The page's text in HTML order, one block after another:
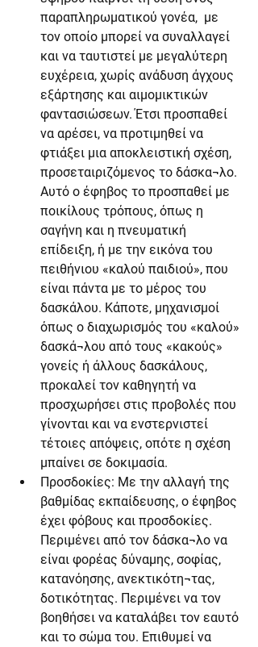
παραπληρωματικού γονέα,  με
τον οποίο μπορεί να συναλλαγεί
και να ταυτιστεί με μεγαλύτερη
ευχέρεια, χωρίς ανάδυση άγχους
εξάρτησης και αιμομικτικών
φαντασιώσεων. Έτσι προσπαθεί
να αρέσει, να προτιμηθεί να
φτιάξει μια αποκλειστική σχέση,
προσεταιριζόμενος το δάσκα¬λο.
Αυτό ο έφηβος το προσπαθεί με
ποικίλους τρόπους, όπως η
σαγήνη και η πνευματική
επίδειξη, ή με την εικόνα του
πειθήνιου «καλού παιδιού», που
είναι πάντα με το μέρος του
δασκάλου. Κάποτε, μηχανισμοί
όπως ο διαχωρισμός του «καλού»
δασκά¬λου από τους «κακούς»
γονείς ή άλλους δασκάλους,
προκαλεί τον καθηγητή να
προσχωρήσει στις προβολές που
γίνονται και να ενστερνιστεί
τέτοιες απόψεις, οπότε η σχέση
μπαίνει σε δοκιμασία.
Προσδοκίες: Με την αλλαγή της
βαθμίδας εκπαίδευσης, ο έφηβος
έχει φόβους και προσδοκίες.
Περιμένει από τον δάσκα¬λο να
είναι φορέας δύναμης, σοφίας,
κατανόησης, ανεκτικότη¬τας,
δοτικότητας. Περιμένει να τον
βοηθήσει να καταλάβει τον εαυτό
και το σώμα του. Επιθυμεί να